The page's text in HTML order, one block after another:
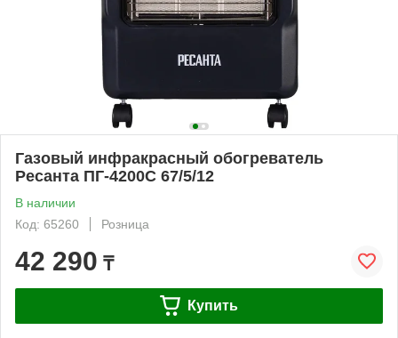
Газовый инфракрасный обогреватель
Ресанта ПГ-4200С 67/5/12
В наличии
Код: 65260
Розница
42 290 ₸
Купить